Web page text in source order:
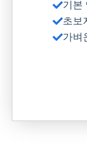
기본
초보
가벼